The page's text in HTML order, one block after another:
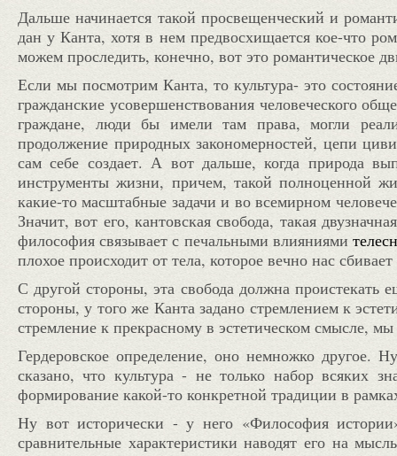
Дальше начинается такой просвещенческий и
дан у Канта, хотя в нем предвосхищается кое-что
можем проследить, конечно, вот это романтическое
Если мы посмотрим Канта, то культура- это
гражданские усовершенствования человеческого
граждане, люди бы имели там права, могли
продолжение природных закономерностей, цепи
сам себе создает. А вот дальше, когда природа
инструменты жизни, причем, такой полноценной
какие-то масштабные задачи и во всемирном
Значит, вот его, кантовская свобода, такая
философия связывает с печальными влияниями
плохое происходит от тела, которое вечно нас
С другой стороны, эта свобода должна проистекать
стороны, у того же Канта задано стремлением к
стремление к прекрасному в эстетическом смысле,
Гердеровское определение, оно немножко другое.
сказано, что культура - не только набор всяких
формирование какой-то конкретной традиции в
Ну вот исторически - у него «Философия
сравнительные характеристики наводят его на